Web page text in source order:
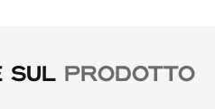
SUL PRODOTTO